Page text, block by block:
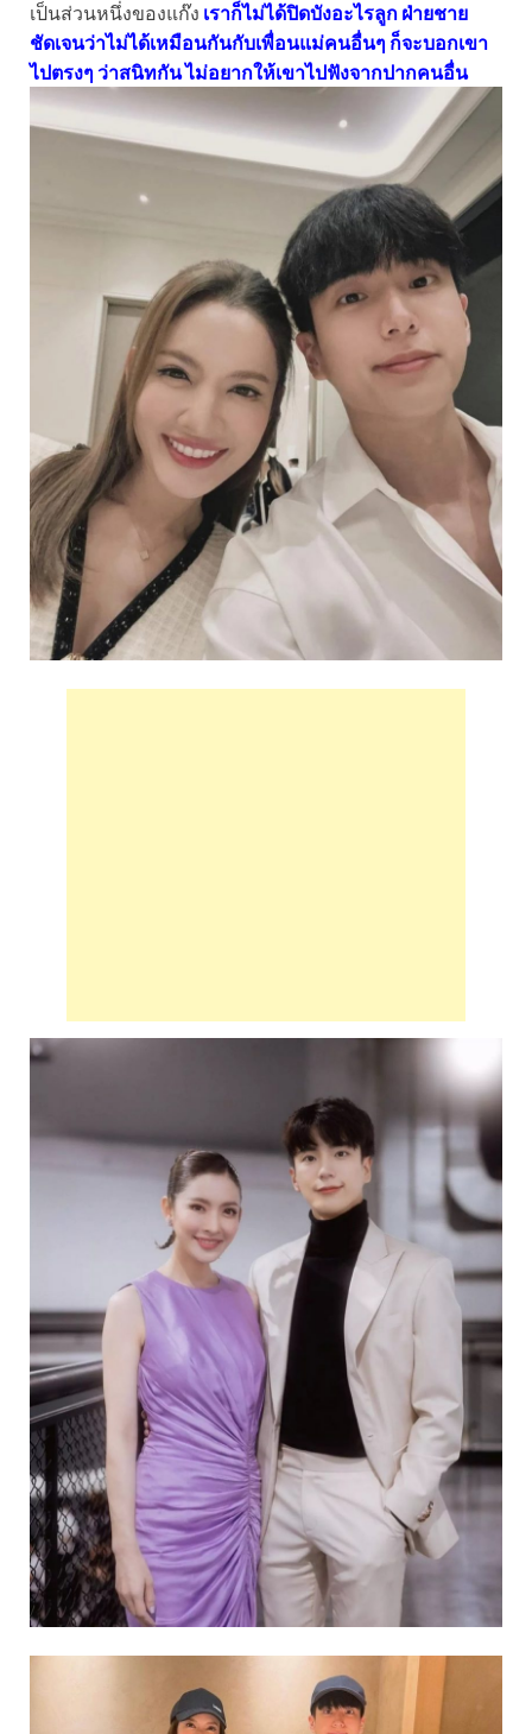
เป็นส่วนหนึ่งของแก๊ง เราก็ไม่ได้ปิดบังอะไรลูก ฝ่ายชาย
ชัดเจนว่าไม่ได้เหมือนกันกับเพื่อนแม่คนอื่นๆ ก็จะบอกเขา
ไปตรงๆ ว่าสนิทกัน ไม่อยากให้เขาไปฟังจากปากคนอื่น